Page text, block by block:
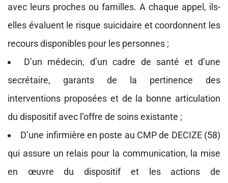
avec leurs proches ou familles. A chaque appel, ils-
elles évaluent le risque suicidaire et coordonnent les
recours disponibles pour les personnes ;
D’un médecin, d’un cadre de santé et d’une
secrétaire, garants de la pertinence des
interventions proposées et de la bonne articulation
du dispositif avec l’offre de soins existante ;
D’une infirmière en poste au CMP de DECIZE (58)
qui assure un relais pour la communication, la mise
en œuvre du dispositif et les actions de